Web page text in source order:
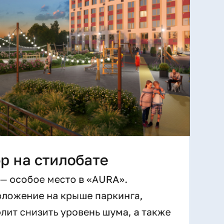
на стилобате
особое место в «AURA».
на крыше паркинга,
снизить уровень шума, а также